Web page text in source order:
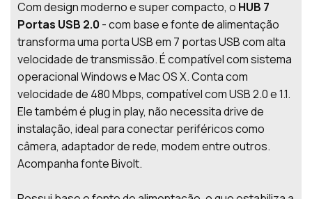
Com design moderno e super compacto, o HUB 7
Portas USB 2.0 - com base e fonte de alimentação
transforma uma porta USB em 7 portas USB com alta
velocidade de transmissão. É compatível com sistema
operacional Windows e Mac OS X. Conta com
velocidade de 480 Mbps, compatível com USB 2.0 e 1.1.
Ele também é plug in play, não necessita drive de
instalação, ideal para conectar periféricos como
câmera, adaptador de rede, modem entre outros.
Acompanha fonte Bivolt.